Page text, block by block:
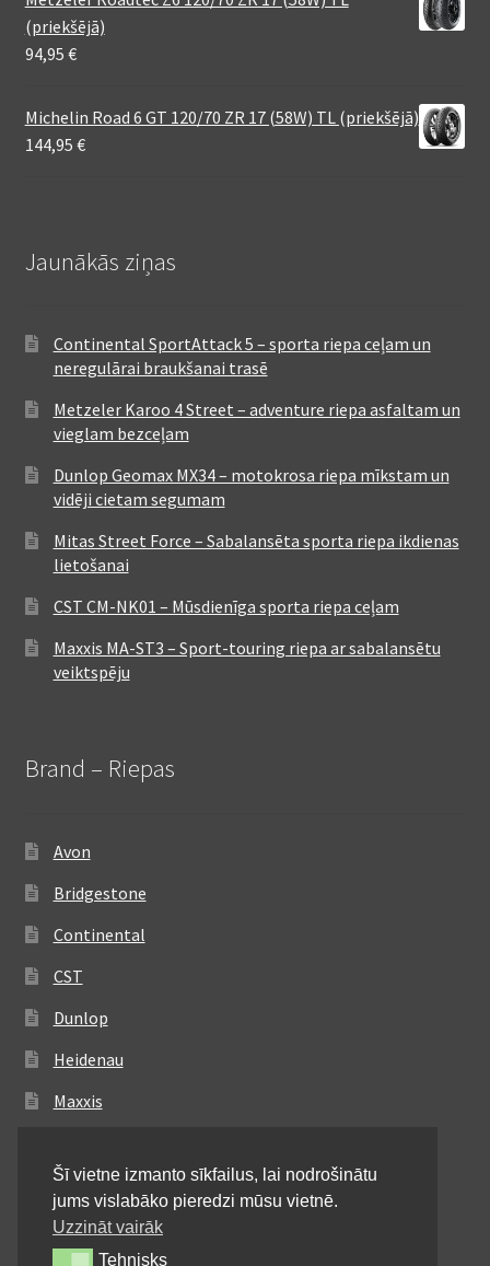
(priekšējā)
94,95 €
Michelin Road 6 GT 120/70 ZR 17 (58W) TL (priekšējā)
144,95 €
Jaunākās ziņas
Continental SportAttack 5 – sporta riepa ceļam un
neregulārai braukšanai trasē
Metzeler Karoo 4 Street – adventure riepa asfaltam un
vieglam bezceļam
Dunlop Geomax MX34 – motokrosa riepa mīkstam un
vidēji cietam segumam
Mitas Street Force – Sabalansēta sporta riepa ikdienas
lietošanai
CST CM-NK01 – Mūsdienīga sporta riepa ceļam
Maxxis MA-ST3 – Sport-touring riepa ar sabalansētu
veiktspēju
Brand – Riepas
Avon
Bridgestone
Continental
CST
Dunlop
Heidenau
Maxxis
Michelin
Mitas
Šī vietne izmanto sīkfailus, lai nodrošinātu
jums vislabāko pieredzi mūsu vietnē.
Uzzināt vairāk
TehnisksTehnisks